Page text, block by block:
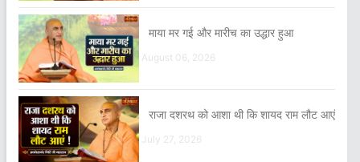
माया मर गई और मारीच का उद्धार हुआ
August 06, 2026
राजा दशरथ को आशा थी कि शायद राम लौट आएं
July 27, 2026